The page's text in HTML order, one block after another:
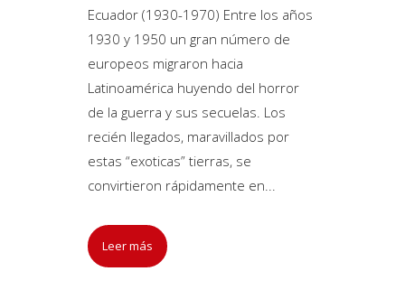
Ecuador (1930-1970) Entre los años
1930 y 1950 un gran número de
europeos migraron hacia
Latinoamérica huyendo del horror
de la guerra y sus secuelas. Los
recién llegados, maravillados por
estas “exoticas” tierras, se
convirtieron rápidamente en...
Leer más